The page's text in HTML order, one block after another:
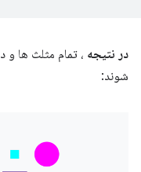
در نتیجه ، تمام مثلث ها و
شوند: